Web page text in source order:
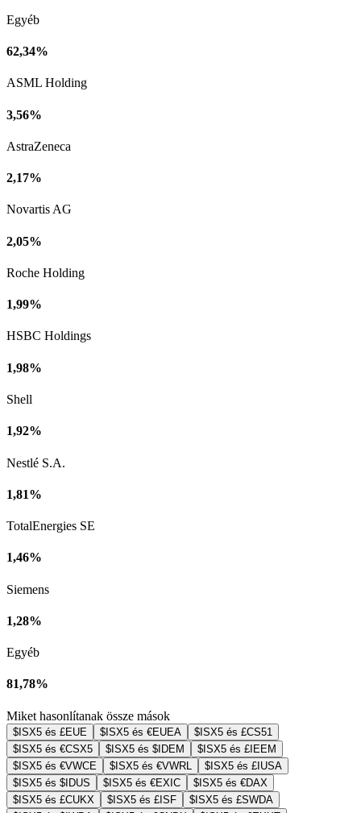
Egyéb
62,34%
ASML Holding
3,56%
AstraZeneca
2,17%
Novartis AG
2,05%
Roche Holding
1,99%
HSBC Holdings
1,98%
Shell
1,92%
Nestlé S.A.
1,81%
TotalEnergies SE
1,46%
Siemens
1,28%
Egyéb
81,78%
Miket hasonlítanak össze mások
$ISX5 és £EUE $ISX5 és €EUEA
$ISX5 és £CS51
$ISX5 és €CSX5
$ISX5 és $IDEM
$ISX5 és £IEEM
$ISX5 és €VWCE
$ISX5 és €VWRL
$ISX5 és £IUSA
$ISX5 és $IDUS
$ISX5 és €EXIC
$ISX5 és €DAX
$ISX5 és £CUKX
$ISX5 és £ISF
$ISX5 és £SWDA